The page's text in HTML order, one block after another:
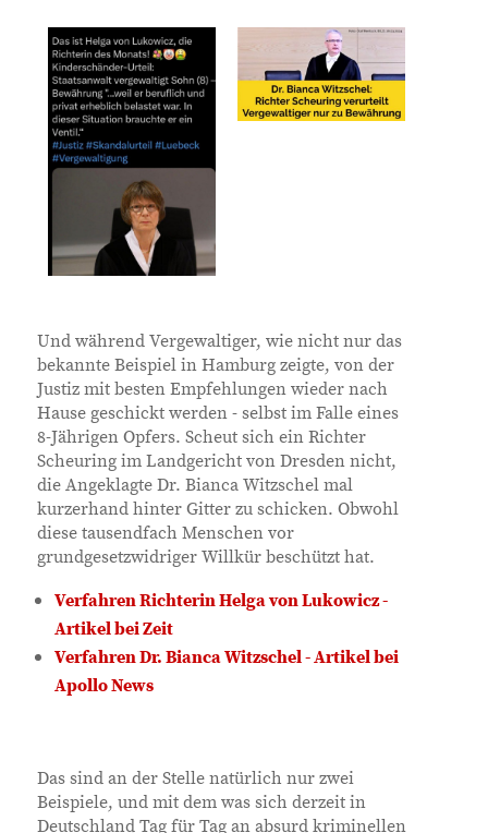
Und während Vergewaltiger, wie nicht nur das
bekannte Beispiel in Hamburg zeigte, von der
Justiz mit besten Empfehlungen wieder nach
Hause geschickt werden - selbst im Falle eines
8-Jährigen Opfers. Scheut sich ein Richter
Scheuring im Landgericht von Dresden nicht,
die Angeklagte Dr. Bianca Witzschel mal
kurzerhand hinter Gitter zu schicken. Obwohl
diese tausendfach Menschen vor
grundgesetzwidriger Willkür beschützt hat.
Verfahren Richterin Helga von Lukowicz -
Artikel bei Zeit
Verfahren Dr. Bianca Witzschel - Artikel bei
Apollo News
Das sind an der Stelle natürlich nur zwei
Beispiele, und mit dem was sich derzeit in
Deutschland Tag für Tag an absurd kriminellen